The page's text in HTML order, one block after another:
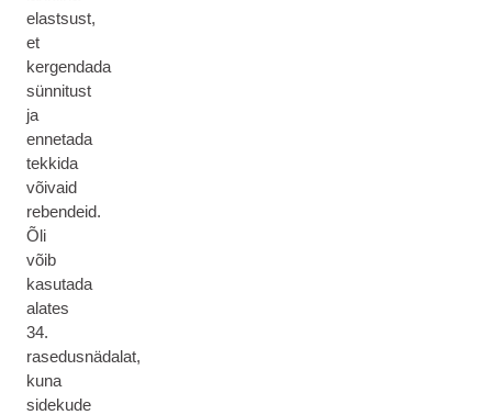
elastsust,
et
kergendada
sünnitust
ja
ennetada
tekkida
võivaid
rebendeid.
Õli
võib
kasutada
alates
34.
rasedusnädalat,
kuna
sidekude